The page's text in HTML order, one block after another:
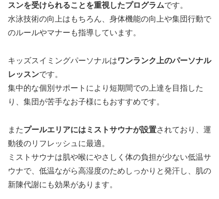
スンを受けられることを重視したプログラムです。
水泳技術の向上はもちろん、身体機能の向上や集団行動で
のルールやマナーも指導しています。
キッズスイミングパーソナルはワンランク上のパーソナル
レッスンです。
集中的な個別サポートにより短期間での上達を目指した
り、集団が苦手なお子様にもおすすめです。
またプールエリアにはミストサウナが設置されており、運
動後のリフレッシュに最適。
ミストサウナは肌や喉にやさしく体の負担が少ない低温サ
ウナで、低温ながら高湿度のためしっかりと発汗し、肌の
新陳代謝にも効果があります。